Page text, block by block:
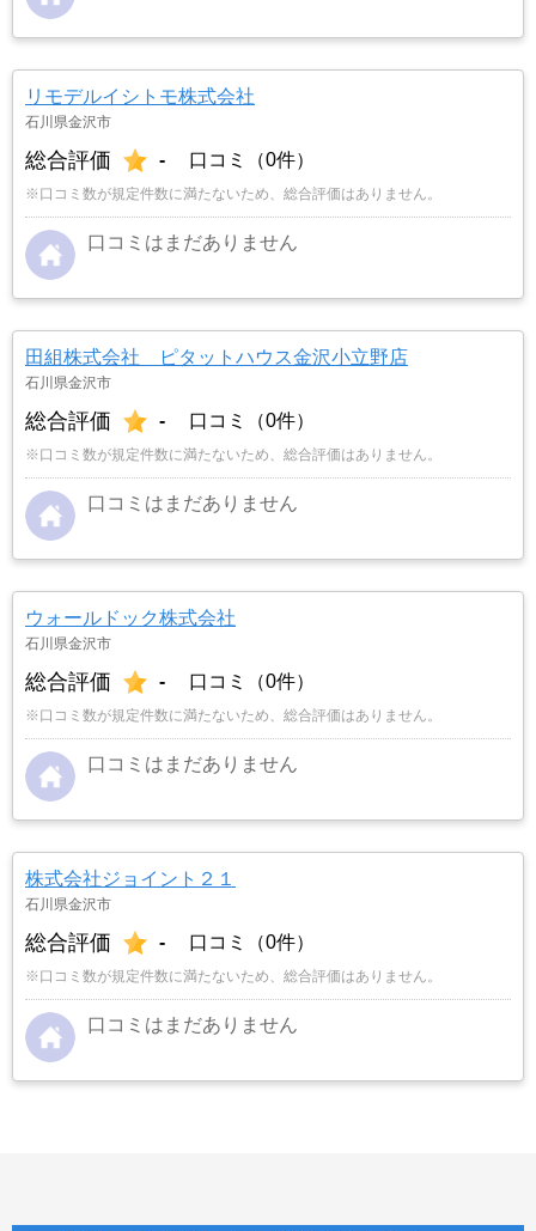
リモデルイシトモ株式会社
石川県金沢市
総合評価 - 口コミ（0件）
※口コミ数が規定件数に満たないため、総合評価はありません。
口コミはまだありません
田組株式会社 ピタットハウス金沢小立野店
石川県金沢市
総合評価 - 口コミ（0件）
※口コミ数が規定件数に満たないため、総合評価はありません。
口コミはまだありません
ウォールドック株式会社
石川県金沢市
総合評価 - 口コミ（0件）
※口コミ数が規定件数に満たないため、総合評価はありません。
口コミはまだありません
株式会社ジョイント２１
石川県金沢市
総合評価 - 口コミ（0件）
※口コミ数が規定件数に満たないため、総合評価はありません。
口コミはまだありません